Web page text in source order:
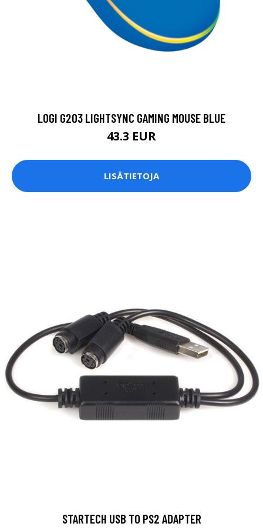
LOGI G203 LIGHTSYNC GAMING MOUSE BLUE
43.3 EUR
LISÄTIETOJA
STARTECH USB TO PS2 ADAPTER